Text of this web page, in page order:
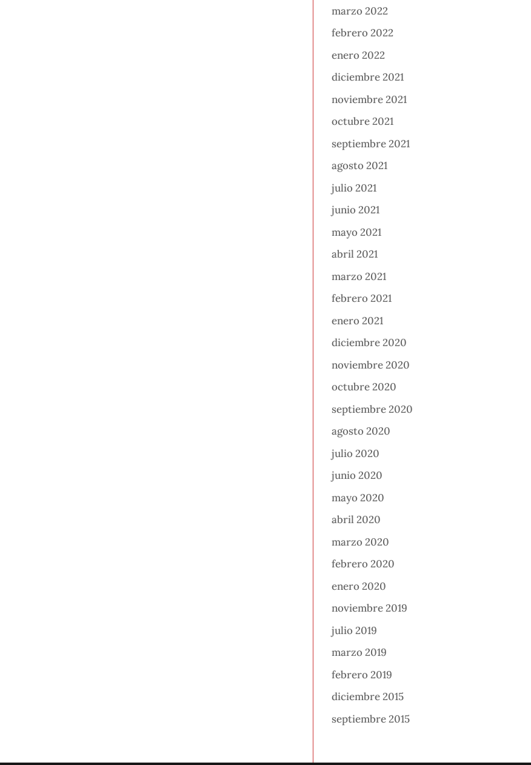
marzo 2022
febrero 2022
enero 2022
diciembre 2021
noviembre 2021
octubre 2021
septiembre 2021
agosto 2021
julio 2021
junio 2021
mayo 2021
abril 2021
marzo 2021
febrero 2021
enero 2021
diciembre 2020
noviembre 2020
octubre 2020
septiembre 2020
agosto 2020
julio 2020
junio 2020
mayo 2020
abril 2020
marzo 2020
febrero 2020
enero 2020
noviembre 2019
julio 2019
marzo 2019
febrero 2019
diciembre 2015
septiembre 2015